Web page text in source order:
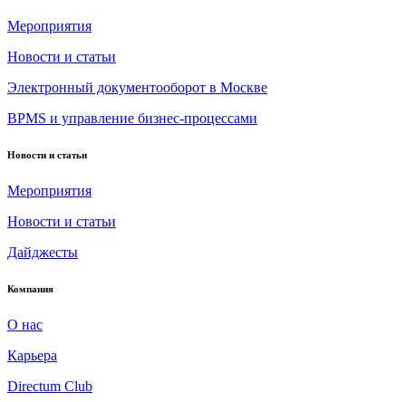
Мероприятия
Новости и статьи
Электронный документооборот в Москве
BPMS и управление бизнес-процессами
Новости и статьи
Мероприятия
Новости и статьи
Дайджесты
Компания
О нас
Карьера
Directum Club